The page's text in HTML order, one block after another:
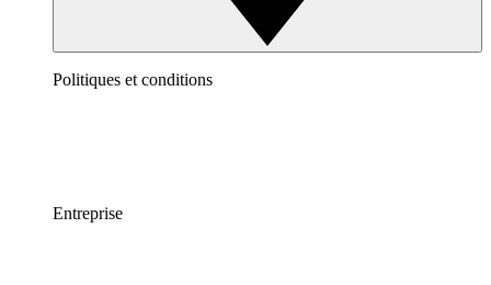
Politiques et conditions
Entreprise